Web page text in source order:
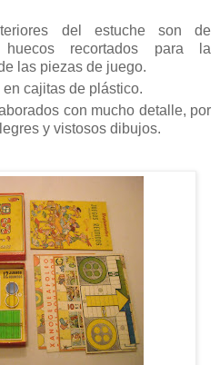
del estuche son de
recortados para la
las piezas de juego.
cajitas de plástico.
con mucho detalle, por
y vistosos dibujos.